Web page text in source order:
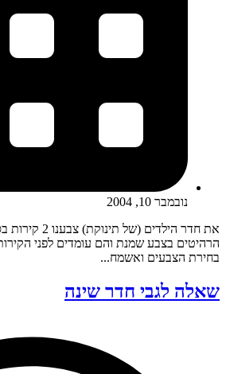
נובמבר 10, 2004
הרהיטים בצבע שמנת והם עומדים לפני
בחירת הצבעים ואשמח...
שאלה לגבי חדר שינה